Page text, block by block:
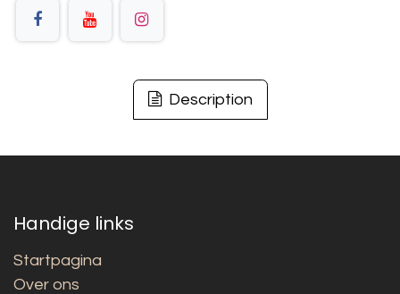
Description
Handige links
Startpagina
Over ons